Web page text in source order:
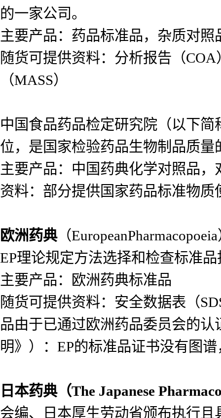
的一家公司。
主要产品：药品标准品，杂质对
随货可提供资料：分析报告（
（MASS）
中国食品药品检定研究院（以下
位，是国家检验药品生物制品质
主要产品：中国药典化学对照品
资料：部分提供国家药品标准物质
欧洲药典（
EP理论规定方法选择和检查标准
主要产品：欧洲药典标准品
随货可提供资料：安全数据表（
品由于已通过欧洲药品委员会的
明》）：EP的标准品证书没有图
日本药典（The Japanese
会编、日本厚生劳动省颁布执行